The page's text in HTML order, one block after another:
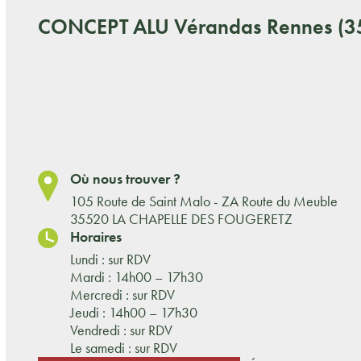
CONCEPT ALU Vérandas Rennes
Où nous trouver ?
105 Route de Saint Malo - ZA Route du Meuble
35520 LA CHAPELLE DES FOUGERETZ
Horaires
Lundi : sur RDV
Mardi : 14h00 – 17h30
Mercredi : sur RDV
Jeudi : 14h00 – 17h30
Vendredi : sur RDV
Le samedi : sur RDV